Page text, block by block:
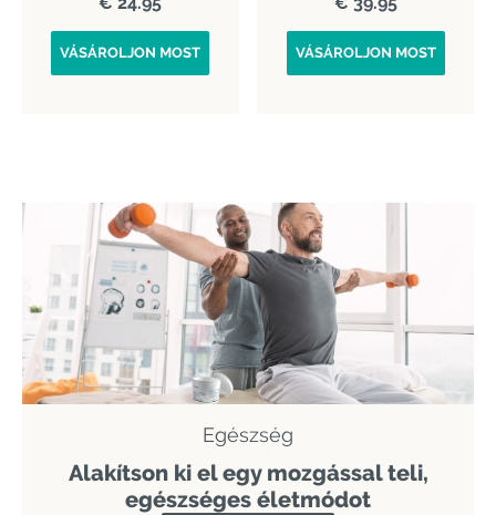
VÁSÁROLJON MOST VÁSÁROLJON MOST
Egészség
Alakítson ki el egy mozgással teli,
egészséges életmódot